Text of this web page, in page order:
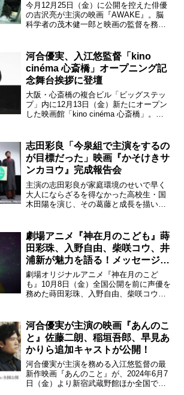
今月12月25日（金）に公開を控えた俳優
の吉沢亮が主演の映画『AWAKE』。脳
科学者の茂木健一郎と映画の監督を務め
Facebookの創成期を描き、オスカーを3
部門で受賞した...
河合優実、入江悠監督「kino
cinéma 心斎橋」オープニング記
念舞台挨拶に登壇
大阪・心斎橋の複合ビル「ビッグステッ
プ」内に12月13日（金）新たにオープン
した映画館「kino cinéma 心斎橋」。オ
る登壇舞台挨拶が12月15日（日）に実施
され...
志田彩良「今泉組で主演をするの
が目標だった」映画『かそけきサ
ンカヨウ』完成報告会
主演の志田彩良が家庭環境のせいで早く
大人にならざるを得なかった高校生・国
木田陽を演じ、その葛藤と成長を描いた
演者の志田彩良、井浦新、鈴鹿央士、中
井友望、菊池亜希子、監...
劇場アニメ『神在月のこども』蒔
田彩珠、入野自由、柴咲コウ、井
浦新が魅力を語る！メッセージ映
像が解禁！
劇場オリジナルアニメ『神在月のこど
も』10月8日（金）全国公開を前に声優を
務めた蒔田彩珠、入野自由、柴咲コウ、
月のこども」製作御縁会⻤の少年・夜叉
役を担当した入野...
河合優実が主演の映画『あんのこ
と』佐藤二朗、稲垣吾郎、早見あ
かりら追加キャストが公開！
河合優実が主演を務める入江悠監督の最
新作映画『あんのこと』が、2024年6月7
日（金）より新宿武蔵野館ほか全国で公